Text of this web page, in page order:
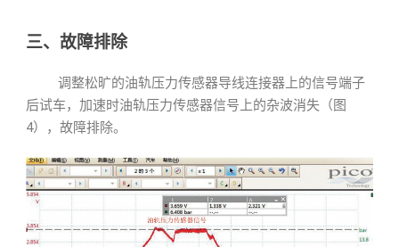
三、故障排除
调整松旷的油轨压力传感器导线连接器上的信号端子
后试车，加速时油轨压力传感器信号上的杂波消失（图
4），故障排除。